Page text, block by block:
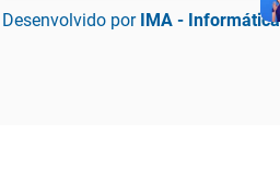
Desenvolvido por IMA -